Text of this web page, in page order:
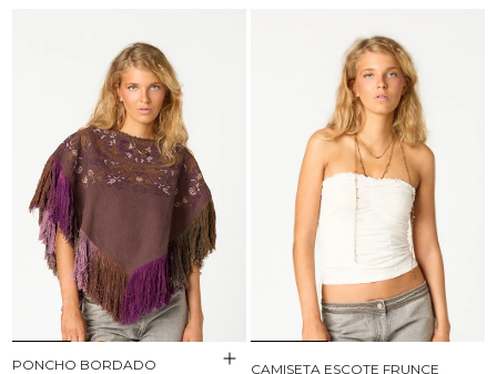
PONCHO BORDADO
CAMISETA ESCOTE FRUNCE